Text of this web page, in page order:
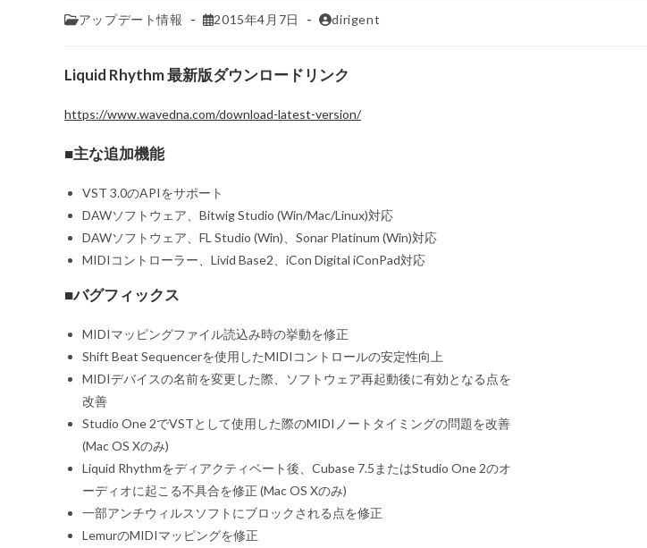
アップデート情報 2015年4月7日 dirigent
Liquid Rhythm 最新版ダウンロードリンク
https://www.wavedna.com/download-latest-version/
■主な追加機能
VST 3.0のAPIをサポート
DAWソフトウェア、Bitwig Studio (Win/Mac/Linux)対応
DAWソフトウェア、FL Studio (Win)、Sonar Platinum (Win)対応
MIDIコントローラー、Livid Base2、iCon Digital iConPad対応
■バグフィックス
MIDIマッピングファイル読込み時の挙動を修正
Shift Beat Sequencerを使用したMIDIコントロールの安定性向上
MIDIデバイスの名前を変更した際、ソフトウェア再起動後に有効となる点を
改善
Studio One 2でVSTとして使用した際のMIDIノートタイミングの問題を改善
(Mac OS Xのみ)
Liquid Rhythmをディアクティベート後、Cubase 7.5またはStudio One 2のオ
ーディオに起こる不具合を修正 (Mac OS Xのみ)
一部アンチウィルスソフトにブロックされる点を修正
LemurのMIDIマッピングを修正